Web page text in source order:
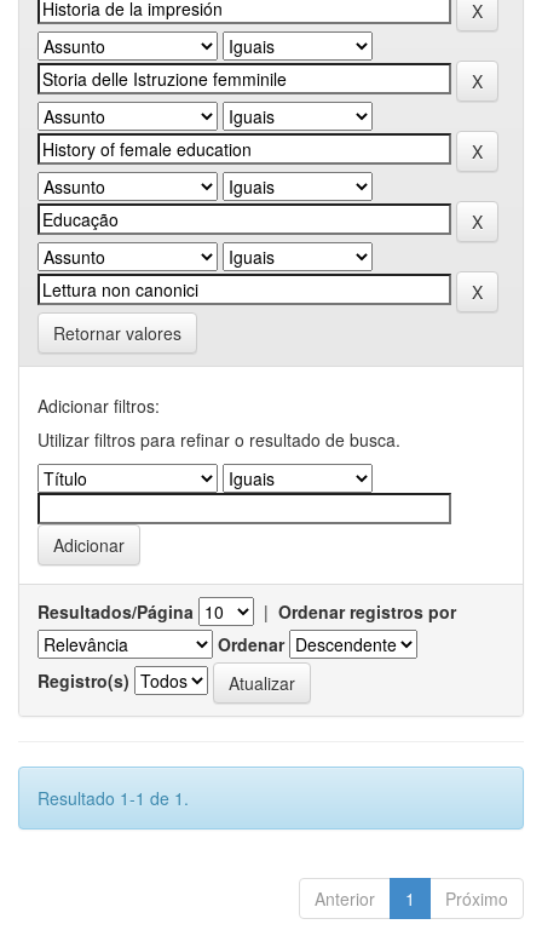
Retornar valores
Adicionar filtros:
Utilizar filtros para refinar o resultado de busca.
Resultados/Página | Ordenar registros por
Ordenar
Registro(s)
Resultado 1-1 de 1.
Anterior 1 Próximo